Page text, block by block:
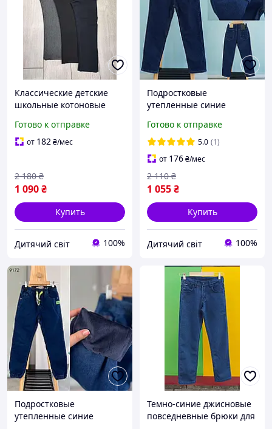
Классические детские
школьные котоновые
мальчика 8-9-10-11-12-13
лет мальчиковые
Готово к отправке
от 182₴/мес
1 090₴
2 180 ₴
Купить
Дитячий світ 100%
Подростковые
утепленные синие
мальчиков, детские
прямые джинсовые
брюки на флисе 8-16лет
Готово к отправке
5.0 (1)
от 176₴/мес
1 055₴
2 110 ₴
Купить
Дитячий світ 100%
Подростковые
утепленные синие
Темно-синие джисновые
повседневные брюки для